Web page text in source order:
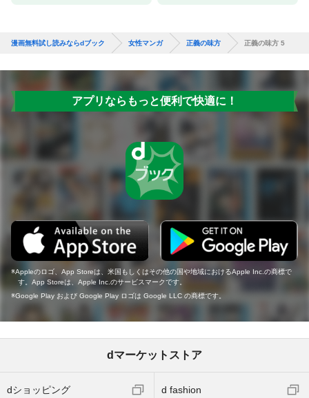
漫画無料試し読みならdブック 女性マンガ 正義の味方 正義の味方 5
アプリならもっと便利で快適に！
Appleのロゴ、App Storeは、米国もしくはその他の国や地域におけるApple Inc.の商標で
す。App Storeは、Apple Inc.のサービスマークです。
Google Play および Google Play ロゴは Google LLC の商標です。
dマーケットストア
dショッピング d fashion